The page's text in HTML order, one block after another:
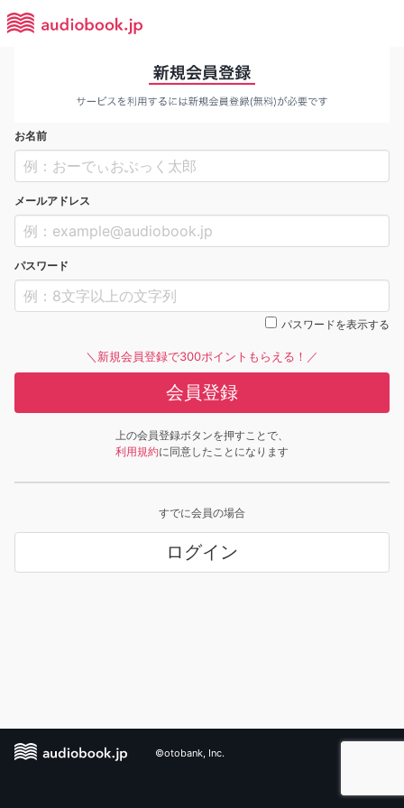
お名前
メールアドレス
パスワード
パスワードを表示する
＼新規会員登録で300ポイントもらえる！／
会員登録
上の会員登録ボタンを押すことで、
利用規約に同意したことになります
すでに会員の場合
ログイン
©otobank, Inc.